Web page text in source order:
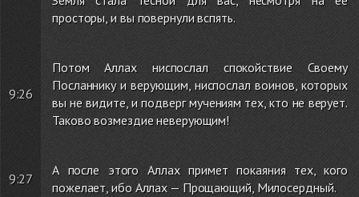
просторы, и вы повернули вспять.
9:26
Потом Аллах ниспослал спокойствие Своему
Посланнику и верующим, ниспослал воинов, которых
вы не видите, и подверг мучениям тех, кто не верует.
Таково возмездие неверующим!
9:27
А после этого Аллах примет покаяния тех, кого
пожелает, ибо Аллах — Прощающий, Милосердный.